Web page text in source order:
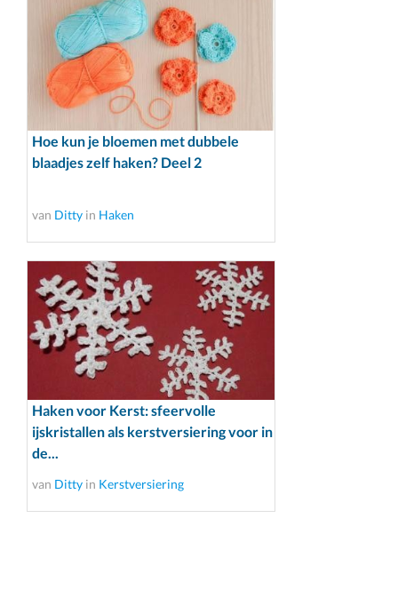
Hoe kun je bloemen met dubbele
blaadjes zelf haken? Deel 2
van Ditty in Haken
Haken voor Kerst: sfeervolle
ijskristallen als kerstversiering voor in
de...
van Ditty in Kerstversiering